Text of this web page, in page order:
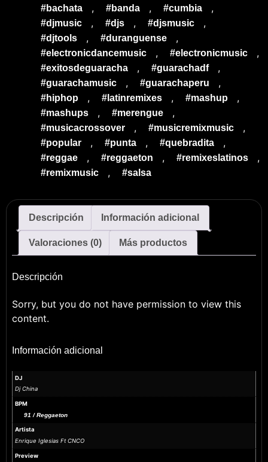
#bachata , #banda , #cumbia ,
#djmusic , #djs , #djsmusic ,
#djtools , #duranguense ,
#electronicdancemusic , #electronicmusic ,
#exitosdeguaracha , #guarachadf ,
#guarachamusic , #guarachaperu ,
#hiphop , #latinremixes , #mashup ,
#mashups , #merengue ,
#musicacrossover , #musicremixmusic ,
#popular , #punta , #quebradita ,
#reggae , #reggaeton , #remixeslatinos ,
#remixmusic , #salsa
Descripción Información adicional
Valoraciones (0) Más productos
Descripción
Sorry, but you do not have permission to view this
content.
Información adicional
DJ
Dj China
BPM
91 / Reggaeton
Artista
Enrique Iglesias Ft CNCO
Preview